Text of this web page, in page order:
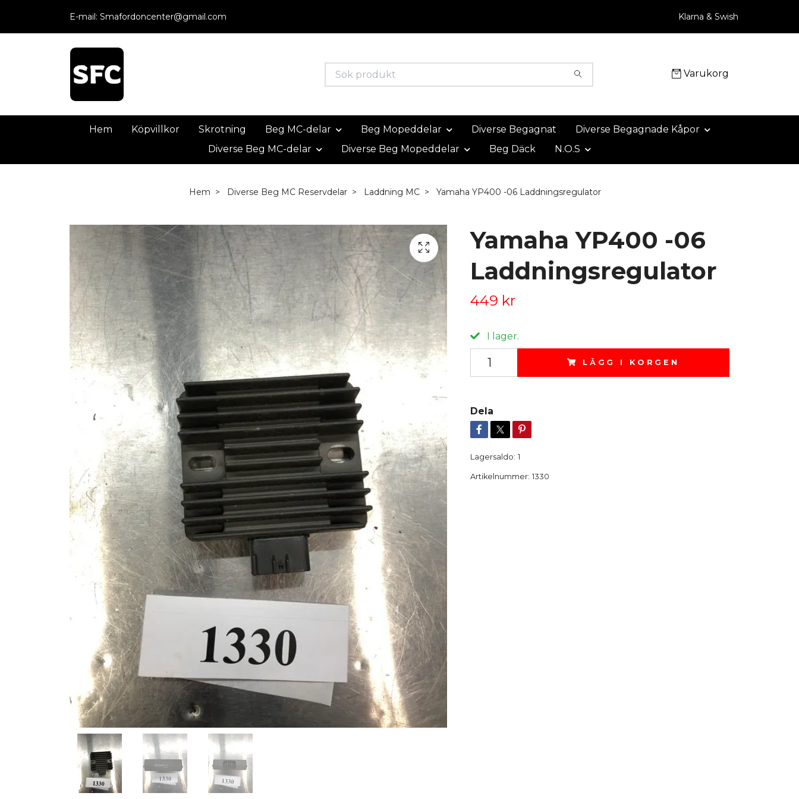
E-mail: Smafordoncenter@gmail.com Klarna & Swish
Varukorg
Hem Köpvillkor Skrotning Beg MC-delar Beg Mopeddelar Diverse Begagnat
Diverse Begagnade Kåpor
Diverse Beg MC-delar
Diverse Beg Mopeddelar Beg Däck N.O.S
Hem Diverse Beg MC Reservdelar Laddning MC Yamaha YP400 -06 Laddningsregulator
Yamaha YP400 -06
Laddningsregulator
449 kr
I lager.
LÄGG I KORGEN
Dela
Lagersaldo: 1
Artikelnummer: 1330